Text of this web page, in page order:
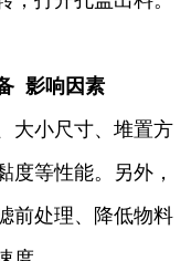
影响因素
大小尺寸、堆置方
度等性能。另外，
前处理、降低物料